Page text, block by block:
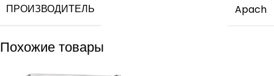
ПРОИЗВОДИТЕЛЬ Apach
Похожие товары